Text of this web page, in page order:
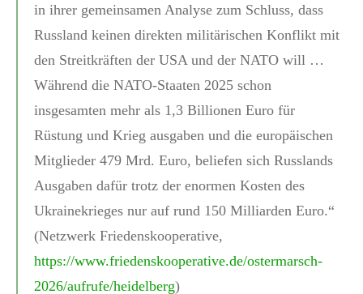
in ihrer gemeinsamen Analyse zum Schluss, dass
Russland keinen direkten militärischen Konflikt mit
den Streitkräften der USA und der NATO will …
Während die NATO-Staaten 2025 schon
insgesamten mehr als 1,3 Billionen Euro für
Rüstung und Krieg ausgaben und die europäischen
Mitglieder 479 Mrd. Euro, beliefen sich Russlands
Ausgaben dafür trotz der enormen Kosten des
Ukrainekrieges nur auf rund 150 Milliarden Euro.“
(Netzwerk Friedenskooperative,
https://www.friedenskooperative.de/ostermarsch-
2026/aufrufe/heidelberg)